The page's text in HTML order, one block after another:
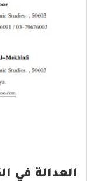
العدالة في